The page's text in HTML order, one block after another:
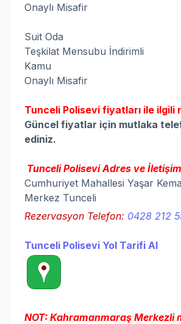
Onaylı Misafir
Suit Oda
Teşkilat Mensubu İndirimli
Kamu
Onaylı Misafir
Tunceli Polisevi fiyatları ile ilgili
Güncel fiyatlar için mutlaka
ediniz.
Tunceli Polisevi Adres ve İletişim
Cumhuriyet Mahallesi Yaşar
Merkez Tunceli
Rezervasyon Telefon: 0428 212
Tunceli Polisevi Yol Tarifi Al
NOT: Kahramanmaraş Merkezli